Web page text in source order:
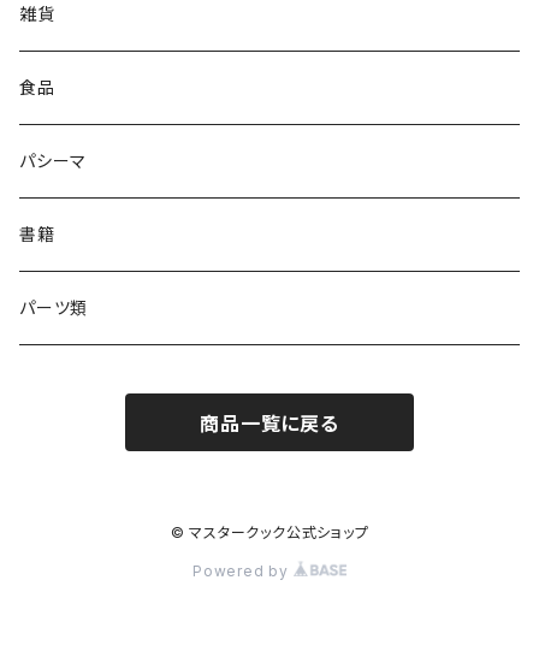
雑貨
食品
パシーマ
書籍
パーツ類
商品一覧に戻る
© マスタークック公式ショップ
Powered by